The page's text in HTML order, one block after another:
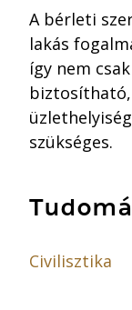
A bérleti
lakás
így nem
biztosítható,
szükséges.
Civilisztika